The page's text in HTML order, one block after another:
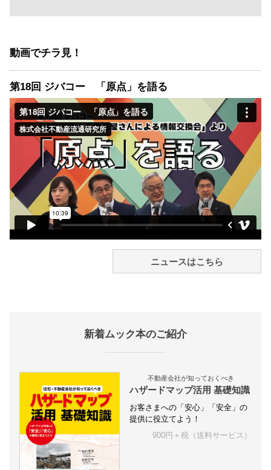
動画でチラ見！
第18回 ジバコー 「原点」を語る
ニュースはこちら
新着ムック本のご紹介
不動産会社が知っておくべき
ハザードマップ活用 基礎知識
お客さまへの「安心」「安全」の
提供に役立てよう！
900円＋税（送料サービス）